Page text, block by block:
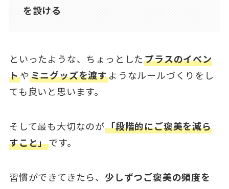
を設ける
といったような、ちょっとしたプラスのイベン
トやミニグッズを渡すようなルールづくりをし
ても良いと思います。
そして最も大切なのが「段階的にご褒美を減ら
すこと」です。
習慣ができてきたら、 少しずつご褒美の頻度を